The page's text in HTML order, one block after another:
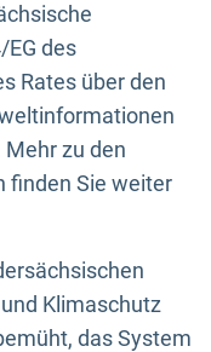
des
Rates über den
zu den
finden Sie weiter
Klimaschutz
das System